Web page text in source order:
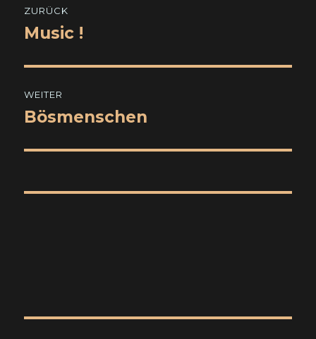
ZURÜCK
Vorheriger
Music !
WEITER
Nächster
Bösmenschen